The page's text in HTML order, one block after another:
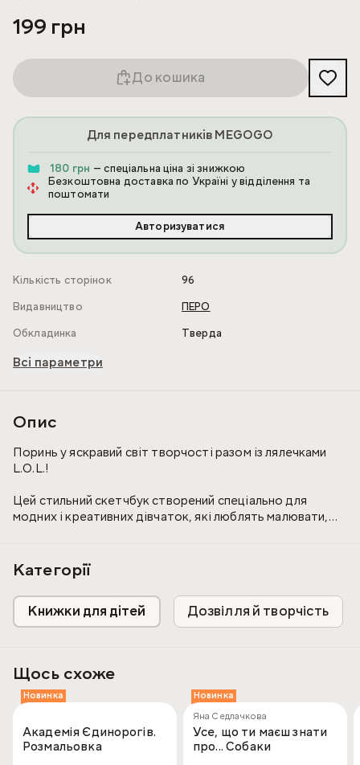
199 грн
До кошика
Для передплатників MEGOGO
180 грн — спеціальна ціна зі знижкою
Безкоштовна доставка по Україні у відділення та
поштомати
Авторизуватися
Кількість сторінок
96
Видавництво
ПЕРО
Обкладинка
Тверда
Всі параметри
Опис
Поринь у яскравий світ творчості разом із лялечками
L.O.L.!
Цей стильний скетчбук створений спеціально для
модних і креативних дівчаток, які люблять малювати,
справжньою дизайнеркою разом із L.O.L.!
Категорії
Книжки для дітей Дозвілля й творчість
Щось схоже
Новинка
Академія Єдинорогів.
Розмальовка
Новинка
Яна Седлачкова
Усе, що ти маєш знати
про... Собаки